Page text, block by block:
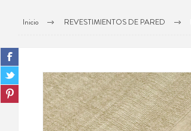
Inicio REVESTIMIENTOS DE PARED